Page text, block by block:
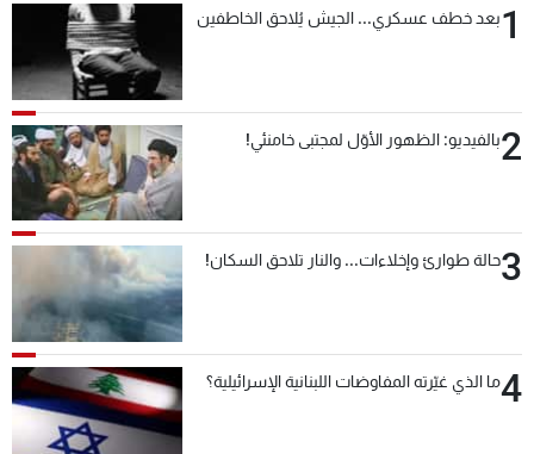
1بعد خطف عسكري... الجيش يُلاحق الخاطفين
2بالفيديو: الظهور الأوّل لمجتبى خامنئي!
3حالة طوارئ وإخلاءات... والنار تلاحق السكان!
4ما الذي غيّرته المفاوضات اللبنانية الإسرائيلية؟